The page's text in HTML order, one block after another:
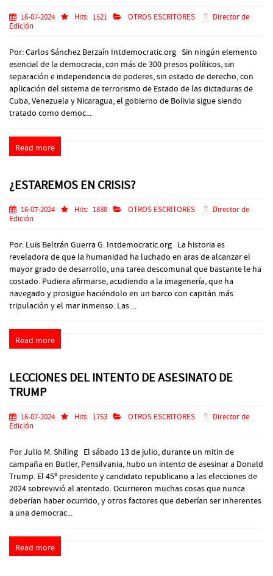
16-07-2024 Hits: 1521 OTROS ESCRITORES
Director de
Edición
Por: Carlos Sánchez Berzaín Intdemocratic.org Sin ningún elemento
esencial de la democracia, con más de 300 presos políticos, sin
separación e independencia de poderes, sin estado de derecho, con
aplicación del sistema de terrorismo de Estado de las dictaduras de
Cuba, Venezuela y Nicaragua, el gobierno de Bolivia sigue siendo
tratado como democ...
Read more
¿ESTAREMOS EN CRISIS?
16-07-2024 Hits: 1838 OTROS ESCRITORES
Director de
Edición
Por: Luis Beltrán Guerra G. Intdemocratic.org La historia es
reveladora de que la humanidad ha luchado en aras de alcanzar el
mayor grado de desarrollo, una tarea descomunal que bastante le ha
costado. Pudiera afirmarse, acudiendo a la imagenería, que ha
navegado y prosigue haciéndolo en un barco con capitán más
tripulación y el mar inmenso. Las ...
Read more
LECCIONES DEL INTENTO DE ASESINATO DE
TRUMP
16-07-2024 Hits: 1753 OTROS ESCRITORES
Director de
Edición
Por Julio M. Shiling El sábado 13 de julio, durante un mitin de
campaña en Butler, Pensilvania, hubo un intento de asesinar a Donald
Trump. El 45º presidente y candidato republicano a las elecciones de
2024 sobrevivió al atentado. Ocurrieron muchas cosas que nunca
deberían haber ocurrido, y otros factores que deberían ser inherentes
a una democrac...
Read more